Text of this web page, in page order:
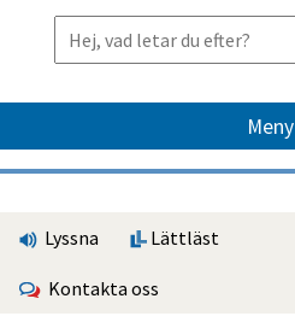
Meny
Lyssna Lättläst
Kontakta oss